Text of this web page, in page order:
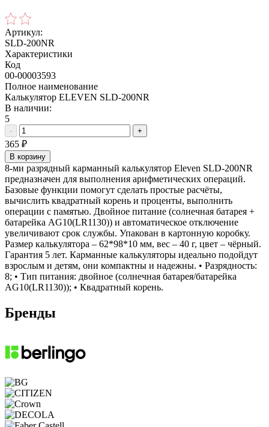
Артикул:
SLD-200NR
Характеристики
Код
00-00003593
Полное наименование
Калькулятор ELEVEN SLD-200NR
В наличии:
5
- +
365 ₽
В корзину
8-ми разрядный карманный калькулятор Eleven SLD-200NR
предназначен для выполнения арифметических операций.
Базовые функции помогут сделать простые расчёты,
вычислить квадратный корень и проценты, выполнить
операции с памятью. Двойное питание (солнечная батарея +
батарейка AG10(LR1130)) и автоматическое отключение
увеличивают срок службы. Упакован в картонную коробку.
Размер калькулятора – 62*98*10 мм, вес – 40 г, цвет – чёрный.
Гарантия 5 лет. Карманные калькуляторы идеально подойдут
взрослым и детям, они компактны и надежны. • Разрядность:
8; • Тип питания: двойное (солнечная батарея/батарейка
AG10(LR1130)); • Квадратный корень.
Бренды